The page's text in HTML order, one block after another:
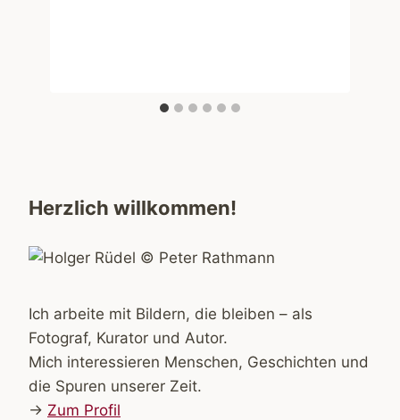
Herzlich willkommen!
Ich arbeite mit Bildern, die bleiben – als
Fotograf, Kurator und Autor.
Mich interessieren Menschen, Geschichten und
die Spuren unserer Zeit.
→ Zum Profil